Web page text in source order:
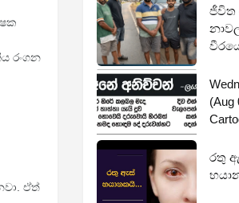
රංගන
ඒත්